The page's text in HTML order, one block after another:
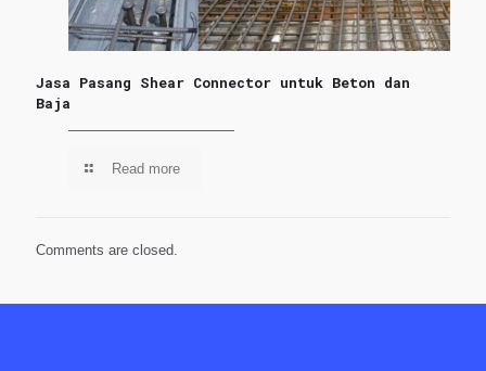
Jasa Pasang Shear Connector untuk Beton dan
Baja
Read more
Comments are closed.